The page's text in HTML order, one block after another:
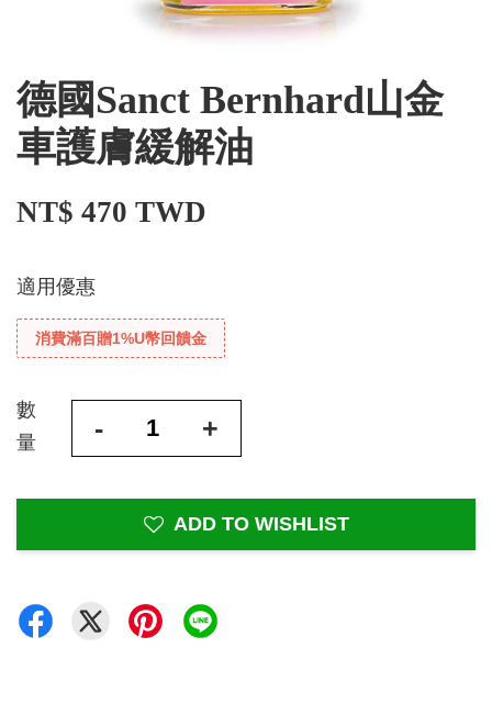
德國Sanct Bernhard山金
車護膚緩解油
NT$ 470 TWD
適用優惠
消費滿百贈1%U幣回饋金
數
量
- +
ADD TO WISHLIST